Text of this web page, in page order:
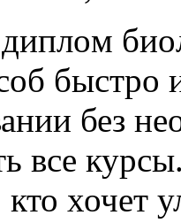
быстро
без
все
кто хочет